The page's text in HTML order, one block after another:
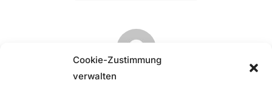
Cookie-Zustimmung
verwalten
BEITRAGSAUTOR